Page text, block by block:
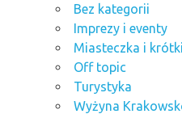
Bez kategorii
Imprezy i eventy
Miasteczka i
Off topic
Turystyka
Wyżyna